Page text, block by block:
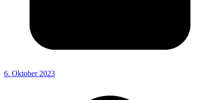
6. Oktober 2023